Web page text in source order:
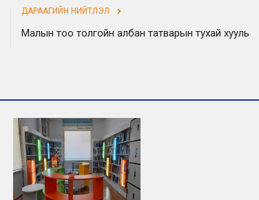
ДАРААГИЙН НИЙТЛЭЛ
Малын тоо толгойн албан татварын тухай хууль